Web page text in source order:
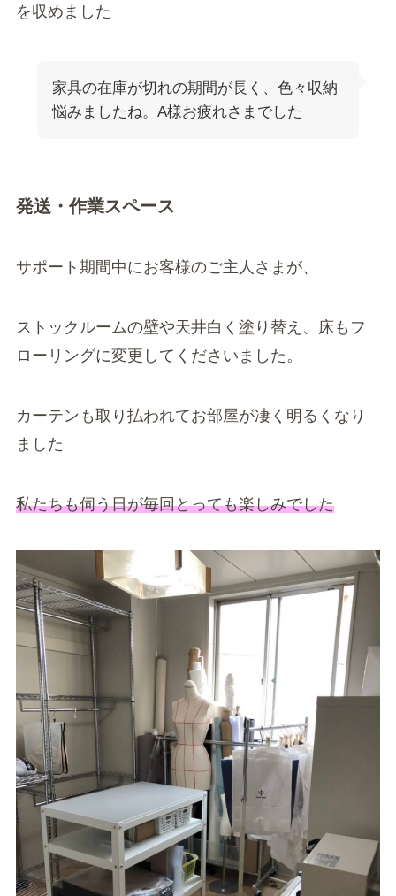
を収めました
家具の在庫が切れの期間が長く、色々収納
悩みましたね。A様お疲れさまでした
発送・作業スペース
サポート期間中にお客様のご主人さまが、
ストックルームの壁や天井白く塗り替え、床もフ
ローリングに変更してくださいました。
カーテンも取り払われてお部屋が凄く明るくなり
ました
私たちも伺う日が毎回とっても楽しみでした